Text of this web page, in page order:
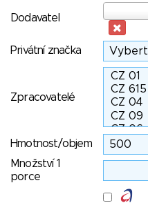
Dodavatel
Privátní značka
Zpracovatelé
Hmotnost/objem
Množství 1
porce